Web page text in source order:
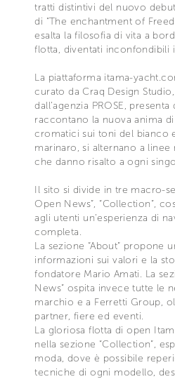
tratti distintivi del nuovo
di “The enchantment of
esalta la filosofia di vita a
flotta, diventati inconfondibili
La piattaforma itama-
curato da Craq Design
dall’agenzia PROSE,
raccontano la nuova anima
cromatici sui toni del bianco
marinaro, si alternano a linee
che danno risalto a ogni
Il sito si divide in tre macro-
Open News”, “Collection”,
agli utenti un’esperienza di
completa.
La sezione “About” propone
informazioni sui valori e la
fondatore Mario Amati. La
News” ospita invece tutte le
marchio e a Ferretti Group,
partner, fiere ed eventi.
La gloriosa flotta di open
nella sezione “Collection”,
moda, dove è possibile
tecniche di ogni modello,